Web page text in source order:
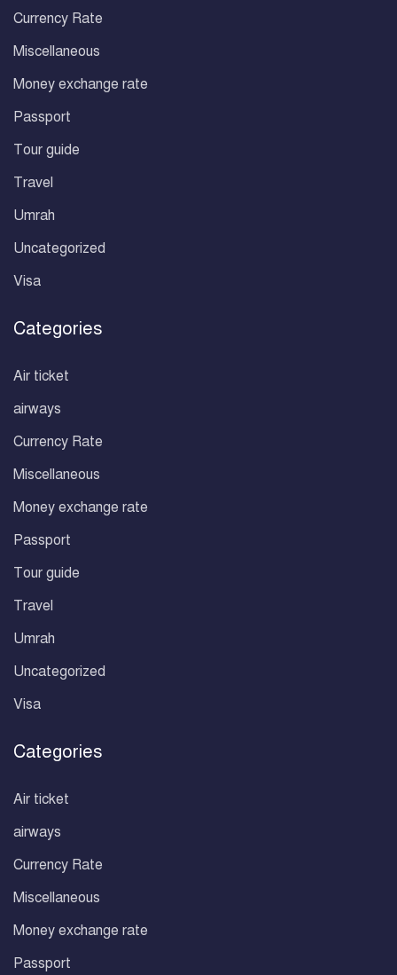
Currency Rate
Miscellaneous
Money exchange rate
Passport
Tour guide
Travel
Umrah
Uncategorized
Visa
Categories
Air ticket
airways
Currency Rate
Miscellaneous
Money exchange rate
Passport
Tour guide
Travel
Umrah
Uncategorized
Visa
Categories
Air ticket
airways
Currency Rate
Miscellaneous
Money exchange rate
Passport